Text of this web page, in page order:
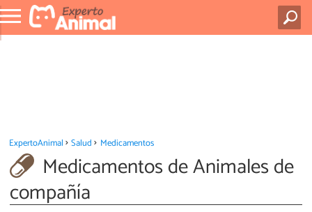
ExpertoAnimal Salud Medicamentos
Medicamentos de Animales de
compañía